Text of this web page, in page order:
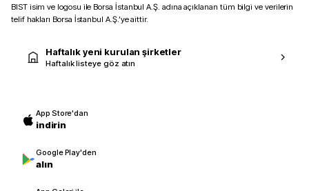
BIST isim ve logosu ile Borsa İstanbul A.Ş. adına açıklanan tüm bilgi ve verilerin
telif hakları Borsa İstanbul A.Ş.’ye aittir.
Haftalık yeni kurulan şirketler
Haftalık listeye göz atın
App Store'dan
indirin
Google Play'den
alın